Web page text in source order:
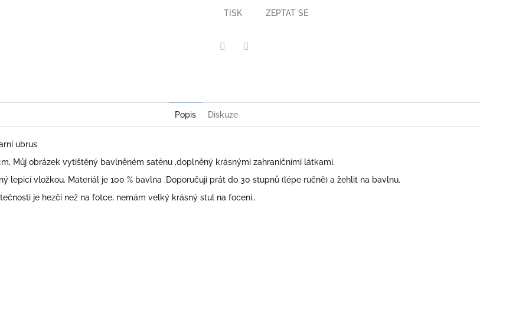
TISK ZEPTAT SE
Popis Diskuze
ubrus
Můj obrázek vytištěný bavlněném saténu ,doplněný krásnými zahraničními látkami.
lepicí vložkou. Materiál je 100 % bavlna .Doporučuji prát do 30 stupnů (lépe ručně) a žehlit na bavlnu.
je hezčí než na fotce, nemám velký krásný stul na focení..